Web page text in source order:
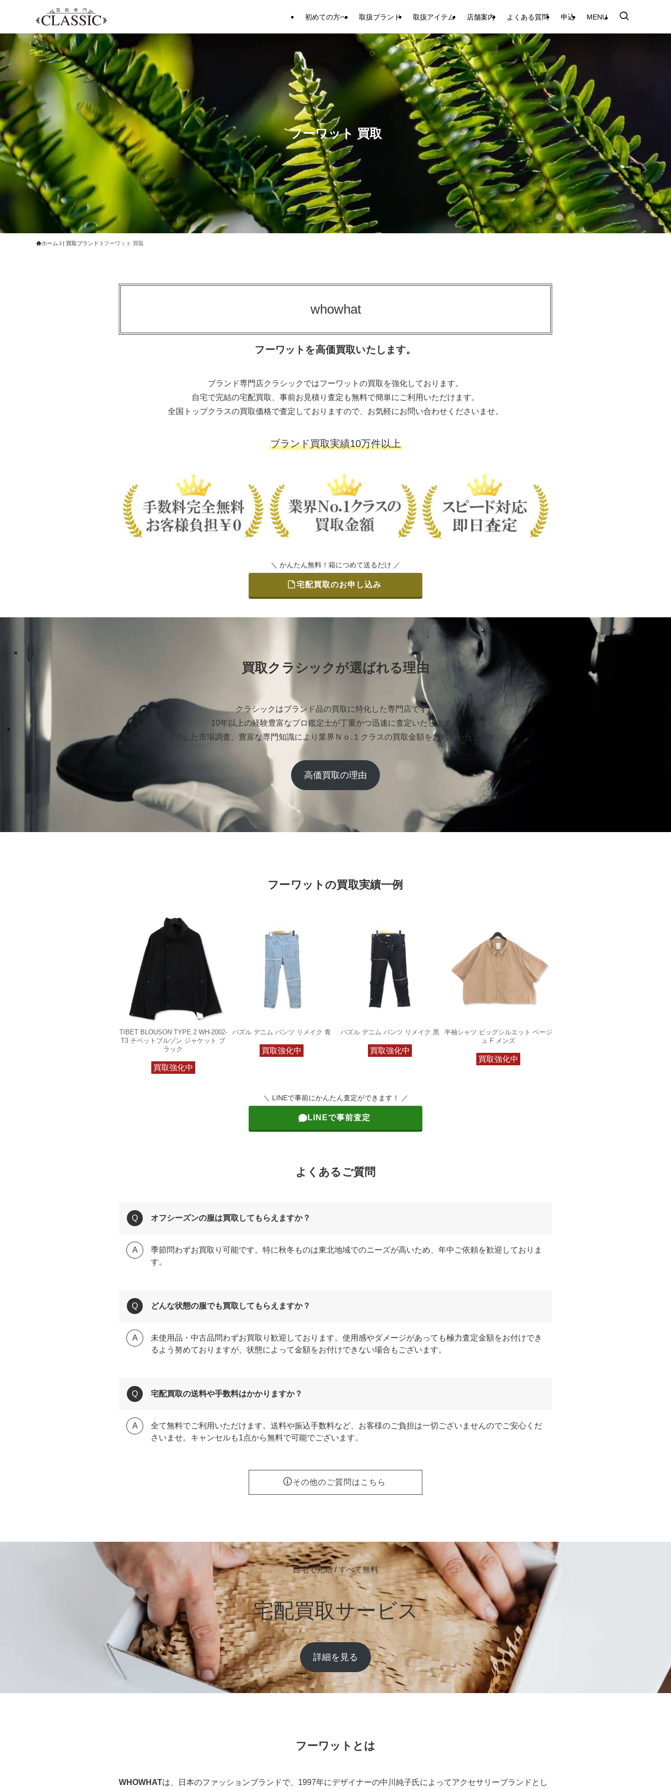
初めての方へ 取扱ブランド 取扱アイテム 店舗案内 よくある質問 申込 MENU
フーワット 買取
ホーム | 買取ブランド フーワット 買取
whowhat
フーワットを高価買取いたします。
ブランド専門店クラシックではフーワットの買取を強化しております。
自宅で完結の宅配買取、事前お見積り査定も無料で簡単にご利用いただけます。
全国トップクラスの買取価格で査定しておりますので、お気軽にお問い合わせくださいませ。
ブランド買取実績10万件以上
＼ かんたん無料！箱につめて送るだけ ／
宅配買取のお申し込み
買取クラシックが選ばれる理由
クラシックはブランド品の買取に特化した専門店です。
10年以上の経験豊富なプロ鑑定士が丁重かつ迅速に査定いたします。
徹底した市場調査、豊富な専門知識により業界Ｎｏ.１クラスの買取金額をお約束いたします。
高価買取の理由
フーワットの買取実績一例
TIBET BLOUSON TYPE.2 WH-2002-
T3 チベットブルゾン ジャケット ブ
ラック
買取強化中
パズル デニム パンツ リメイク 青
買取強化中
パズル デニム パンツ リメイク 黒
買取強化中
半袖シャツ ビッグシルエット ベージ
ュ F メンズ
買取強化中
＼ LINEで事前にかんたん査定ができます！ ／
LINEで事前査定
よくあるご質問
オフシーズンの服は買取してもらえますか？
季節問わずお買取り可能です。特に秋冬ものは東北地域でのニーズが高いため、年中ご依頼を歓迎しておりま
す。
どんな状態の服でも買取してもらえますか？
未使用品・中古品問わずお買取り歓迎しております。使用感やダメージがあっても極力査定金額をお付けでき
るよう努めておりますが、状態によって金額をお付けできない場合もございます。
宅配買取の送料や手数料はかかりますか？
全て無料でご利用いただけます。送料や振込手数料など、お客様のご負担は一切ございませんのでご安心くだ
さいませ。キャンセルも1点から無料で可能でございます。
その他のご質問はこちら
自宅で完結 / すべて無料
宅配買取サービス
詳細を見る
フーワットとは
WHOWHATは、日本のファッションブランドで、1997年にデザイナーの中川純子氏によってアクセサリーブランドとし